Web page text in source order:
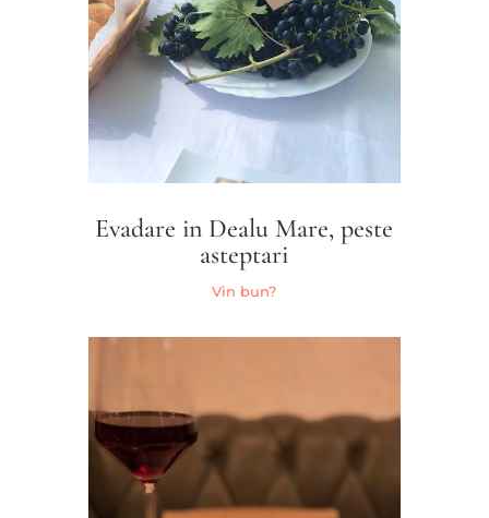
Evadare in Dealu Mare, peste
asteptari
Vin bun?